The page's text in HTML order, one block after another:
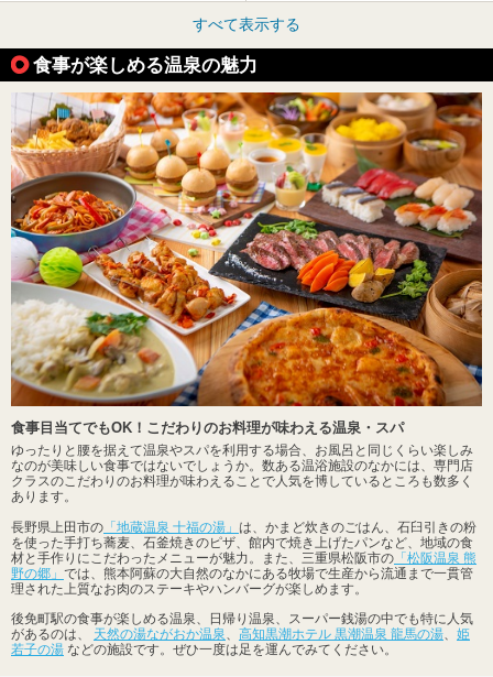
すべて表示する
食事が楽しめる温泉の魅力
食事目当てでもOK！こだわりのお料理が味わえる温泉・スパ
ゆったりと腰を据えて温泉やスパを利用する場合、お風呂と同じくらい楽しみ
なのが美味しい食事ではないでしょうか。数ある温浴施設のなかには、専門店
クラスのこだわりのお料理が味わえることで人気を博しているところも数多く
あります。
長野県上田市の 「地蔵温泉 十福の湯」 は、かまど炊きのごはん、石臼引きの粉
を使った手打ち蕎麦、石釜焼きのピザ、館内で焼き上げたパンなど、地域の食
材と手作りにこだわったメニューが魅力。また、三重県松阪市の 「松阪温泉 熊
野の郷」 では、熊本阿蘇の大自然のなかにある牧場で生産から流通まで一貫管
理された上質なお肉のステーキやハンバーグが楽しめます。
後免町駅の食事が楽しめる温泉、日帰り温泉、スーパー銭湯の中でも特に人気
があるのは、 天然の湯ながおか温泉 高知黒潮ホテル 黒潮温泉 龍馬の湯
姫
若子の湯 などの施設です。ぜひ一度は足を運んでみてください。